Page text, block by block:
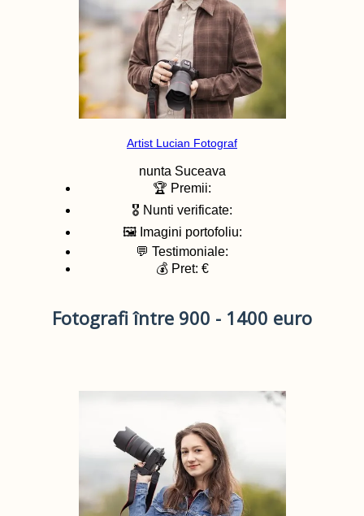
Artist Lucian Fotograf
nunta Suceava
🏆 Premii:
🎖️ Nunti verificate:
🖼️ Imagini portofoliu:
💬 Testimoniale:
💰 Pret: €
Fotografi între 900 - 1400 euro